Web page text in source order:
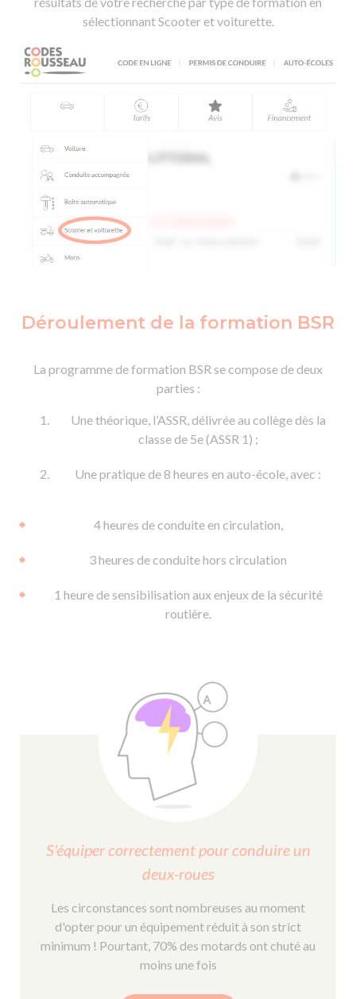
sélectionnant Scooter et voiturette.
Déroulement de la formation BSR
La programme de formation BSR se compose de deux
parties :
Une théorique, l’ASSR, délivrée au collège dès la
classe de 5e (ASSR 1) ;
Une pratique de 8 heures en auto-école, avec :
4 heures de conduite en circulation,
3 heures de conduite hors circulation
1 heure de sensibilisation aux enjeux de la sécurité
routière.
S'équiper correctement pour conduire un
deux-roues
Les circonstances sont nombreuses au moment
d'opter pour un équipement réduit à son strict
minimum ! Pourtant, 70% des motards ont chuté au
moins une fois